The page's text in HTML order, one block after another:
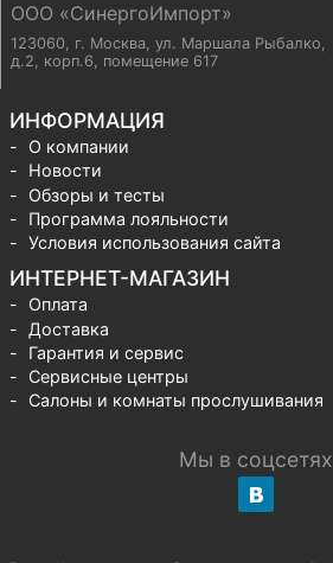
ООО «СинергоИмпорт»
123060, г. Москва, ул. Маршала Рыбалко,
д.2, корп.6, помещение 617
ИНФОРМАЦИЯ
О компании
Новости
Обзоры и тесты
Программа лояльности
Условия использования сайта
ИНТЕРНЕТ-МАГАЗИН
Оплата
Доставка
Гарантия и сервис
Сервисные центры
Салоны и комнаты прослушивания
Мы в соцсетях